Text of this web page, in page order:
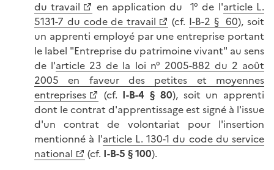
du travail
en application du 1° de l'article L.
5131-7 du code de travail
(cf. I-B-2 § 60), soit
un apprenti employé par une entreprise portant
le label "Entreprise du patrimoine vivant" au sens
de l'article 23 de la loi n° 2005-882 du 2 août
2005 en faveur des petites et moyennes
entreprises
(cf. I-B-4 § 80), soit un apprenti
dont le contrat d'apprentissage est signé à l'issue
d'un contrat de volontariat pour l'insertion
mentionné à l'article L. 130-1 du code du service
national
(cf. I-B-5 § 100).